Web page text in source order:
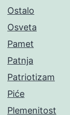
Ostalo
Osveta
Pamet
Patnja
Patriotizam
Piće
Plemenitost